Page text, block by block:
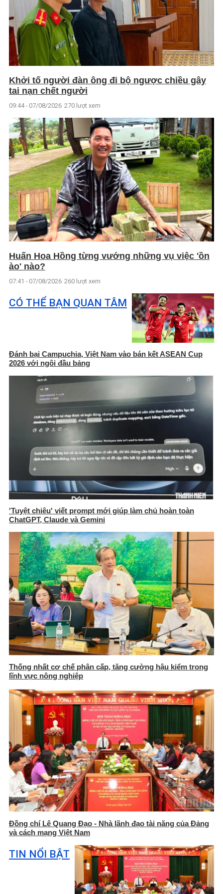
Khởi tố người đàn ông đi bộ ngược chiều gây
tai nạn chết người
09:44 - 07/08/2026 270 lượt xem
Huấn Hoa Hồng từng vướng những vụ việc 'ồn
ào' nào?
07:41 - 07/08/2026 260 lượt xem
CÓ THỂ BẠN QUAN TÂM
Đánh bại Campuchia, Việt Nam vào bán kết ASEAN Cup
2026 với ngôi đầu bảng
'Tuyệt chiêu' viết prompt mới giúp làm chủ hoàn toàn
ChatGPT, Claude và Gemini
Thống nhất cơ chế phân cấp, tăng cường hậu kiểm trong
lĩnh vực nông nghiệp
Đồng chí Lê Quang Đạo - Nhà lãnh đạo tài năng của Đảng
và cách mạng Việt Nam
TIN NỔI BẬT